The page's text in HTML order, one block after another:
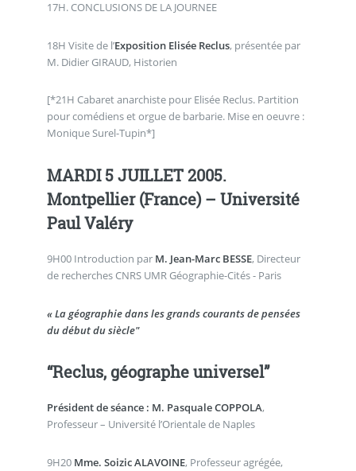
17H. CONCLUSIONS DE LA JOURNEE
18H Visite de l’Exposition Elisée Reclus, présentée par
M. Didier GIRAUD, Historien
[*21H Cabaret anarchiste pour Elisée Reclus. Partition
pour comédiens et orgue de barbarie. Mise en oeuvre :
Monique Surel-Tupin*]
MARDI 5 JUILLET 2005.
Montpellier (France) – Université
Paul Valéry
9H00 Introduction par M. Jean-Marc BESSE, Directeur
de recherches CNRS UMR Géographie-Cités - Paris
« La géographie dans les grands courants de pensées
du début du siècle"
“Reclus, géographe universel”
Président de séance : M. Pasquale COPPOLA,
Professeur – Université l’Orientale de Naples
9H20 Mme. Soizic ALAVOINE, Professeur agrégée,